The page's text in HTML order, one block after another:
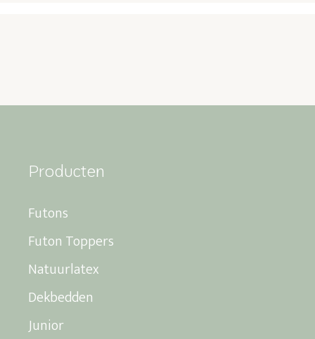
Producten
Futons
Futon Toppers
Natuurlatex
Dekbedden
Junior